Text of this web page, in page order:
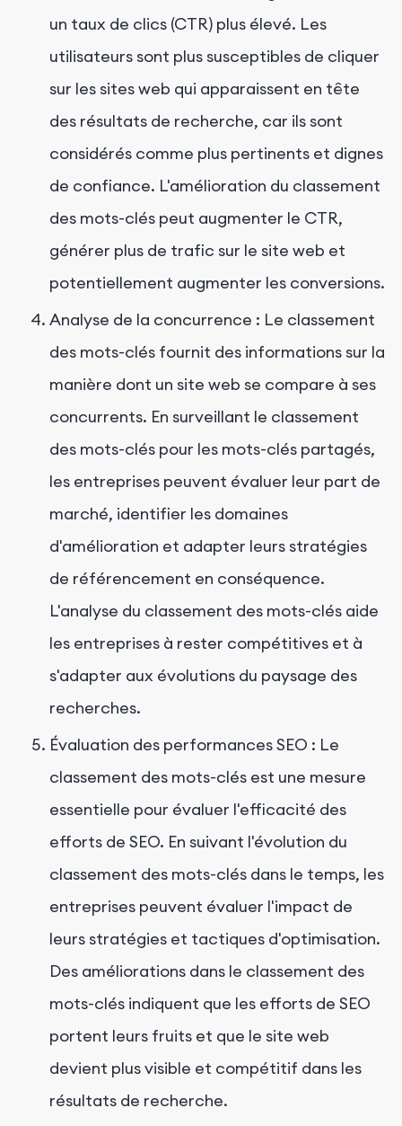
un taux de clics (CTR) plus élevé. Les
utilisateurs sont plus susceptibles de cliquer
sur les sites web qui apparaissent en tête
des résultats de recherche, car ils sont
considérés comme plus pertinents et dignes
de confiance. L'amélioration du classement
des mots-clés peut augmenter le CTR,
générer plus de trafic sur le site web et
potentiellement augmenter les conversions.
Analyse de la concurrence : Le classement
des mots-clés fournit des informations sur la
manière dont un site web se compare à ses
concurrents. En surveillant le classement
des mots-clés pour les mots-clés partagés,
les entreprises peuvent évaluer leur part de
marché, identifier les domaines
d'amélioration et adapter leurs stratégies
de référencement en conséquence.
L'analyse du classement des mots-clés aide
les entreprises à rester compétitives et à
s'adapter aux évolutions du paysage des
recherches.
Évaluation des performances SEO : Le
classement des mots-clés est une mesure
essentielle pour évaluer l'efficacité des
efforts de SEO. En suivant l'évolution du
classement des mots-clés dans le temps, les
entreprises peuvent évaluer l'impact de
leurs stratégies et tactiques d'optimisation.
Des améliorations dans le classement des
mots-clés indiquent que les efforts de SEO
portent leurs fruits et que le site web
devient plus visible et compétitif dans les
résultats de recherche.